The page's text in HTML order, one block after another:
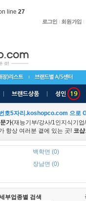
line 27
호5자리.koshopco.com 으로
가(재능기부/강사/1인지식기업
항상 여러분 곁에 있는 곳! 코
백학면 (0)
장남면 (0)
부업종별 검색